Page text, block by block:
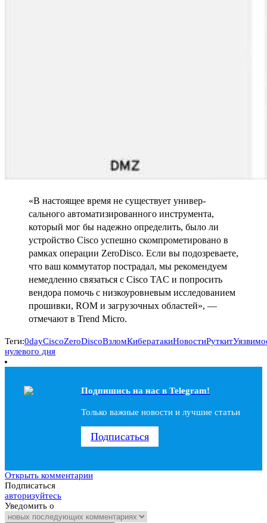
«В настоящее время не существует универ­
сального автоматизированного инструмента,
который мог бы надежно определить, было ли
устройство Cisco успешно скомпрометировано в
рамках операции ZeroDisco. Если вы подозреваете,
что ваш коммутатор пострадал, мы рекомендуем
немедленно связаться с Cisco TAC и попросить
вендора помочь с низкоуровневым исследованием
прошивки, ROM и загрузочных областей», —
отмечают в Trend Micro.
Теги:0dayCiscoZeroDiscoВзломКибератакиНовостиРуткит
нулевого дня
Подпишись на наc в Telegram!
Только важные новости и лучшие статьи
Подписаться
Открыть комментарии
Подписаться
авторизуйтесь
Уведомить о